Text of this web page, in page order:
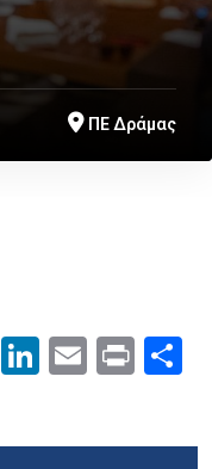
ΠΕ Δράμας
Facebook
LinkedIn
EmailPrint